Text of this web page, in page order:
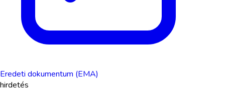
Eredeti dokumentum (EMA)
hirdetés